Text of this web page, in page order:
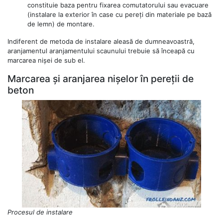
constituie baza pentru fixarea comutatorului sau evacuare
(instalare la exterior în case cu pereți din materiale pe bază
de lemn) de montare.
Indiferent de metoda de instalare aleasă de dumneavoastră,
aranjamentul aranjamentului scaunului trebuie să înceapă cu
marcarea nișei de sub el.
Marcarea și aranjarea nișelor în pereții de
beton
Procesul de instalare